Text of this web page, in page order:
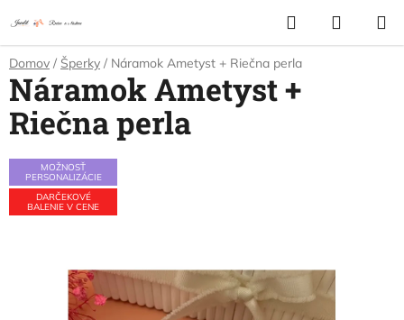
na
obsah
Hľadať
KOŠÍK
Domov / Šperky / Náramok Ametyst + Riečna perla
Náramok Ametyst +
Riečna perla
MOŽNOSŤ
PERSONALIZÁCIE
DARČEKOVÉ
BALENIE V CENE